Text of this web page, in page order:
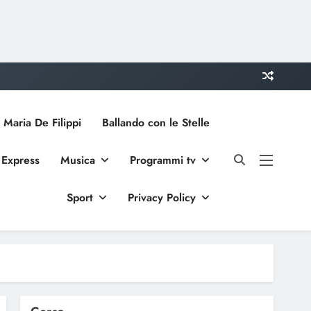
De Filippi Ballando con le Stelle
Musica Programmi tv
Sport Privacy Policy